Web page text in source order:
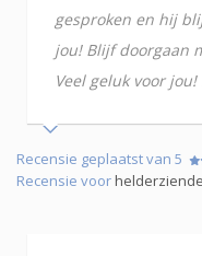
gesproken en hij
jou! Blijf doorgaan
Veel geluk voor jou!
Recensie geplaatst van 5
Recensie voor